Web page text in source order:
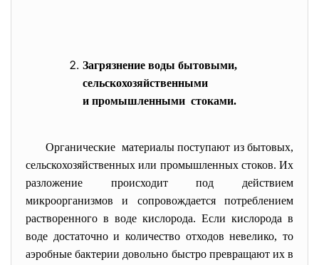
Загрязнение воды бытовыми,
сельскохозяйственными
и промышленными стоками.
Органические материалы поступают из бытовых,
сельскохозяйственных или промышленных стоков. Их
разложение происходит под действием
микроорганизмов и сопровождается потреблением
растворенного в воде кислорода. Если кислорода в
воде достаточно и количество отходов невелико, то
аэробные бактерии довольно быстро превращают их в